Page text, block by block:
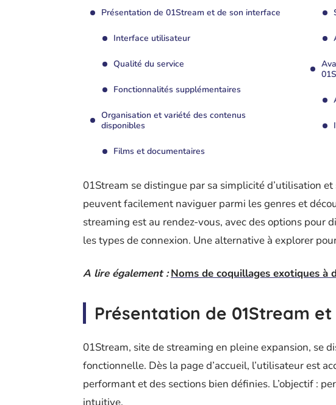
Présentation de 01Stream et de son interface
Interface utilisateur
Qualité du service
Fonctionnalités supplémentaires
Organisation et variété des contenus
disponibles
Films et documentaires
01Stream se distingue par sa simplicité d’utilisation
peuvent facilement naviguer parmi les genres et
streaming est au rendez-vous, avec des options pour
les types de connexion. Une alternative à explorer
A lire également : Noms de coquillages exotiques
Présentation de 01Stream
01Stream, site de streaming en pleine expansion, se
fonctionnelle. Dès la page d’accueil, l’utilisateur est
performant et des sections bien définies. L’objectif :